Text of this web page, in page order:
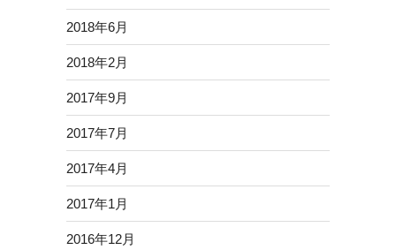
2018年6月
2018年2月
2017年9月
2017年7月
2017年4月
2017年1月
2016年12月